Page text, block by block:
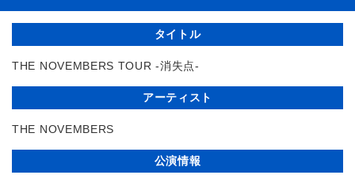
タイトル
THE NOVEMBERS TOUR -消失点-
アーティスト
THE NOVEMBERS
公演情報